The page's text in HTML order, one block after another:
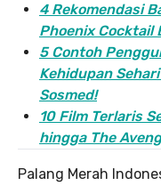
4 Rekomendasi
Phoenix Cocktail
5 Contoh
Kehidupan
Sosmed!
10 Film Terlaris
hingga The
Palang Merah